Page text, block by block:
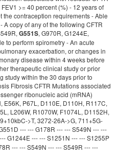
>= 40 percent (%) - 12 years of
contraception requirements - Able
copy of any of the following CFTR
G551S, G970R, G1244E,
to perform spirometry - An acute
exacerbation, or changes in
disease within 4 weeks before
therapeutic clinical study or prior
study within the 30 days prior to
Fibrosis CFTR Mutations associated
ribonucleic acid (mRNA)
P67L, D110E, D110H, R117C,
L206W, R1070W, F1074L, D1152H,
>T, 3272-26A->G, 711+5G-
--- --- G178R --- --- S549N --- ---
G1244E --- --- S1251N --- --- S1255P
--- --- S549N --- --- S549R --- ---